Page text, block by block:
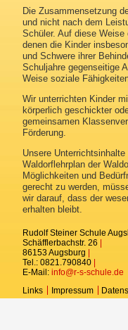
Café Mittendrin
Eltern-Mitarbeiter-Rat
Inklusive Angebote
Ferienbetreuung
Die Zusammensetzung
und nicht nach dem
Schüler. Auf diese
denen die Kinder
und Schwere ihrer
Schuljahre gegenseitige
Weise soziale
Wir unterrichten Kinder
körperlich geschickter
gemeinsamen
Förderung.
Unsere
Waldorflehrplan der
Möglichkeiten und
gerecht zu werden,
wir darauf, dass der
erhalten bleibt.
Rudolf Steiner Schule
Schäfflerbachstr. 26
86153 Augsburg
Tel.: 0821.790840
E-Mail: info@r-s-schule.de
Links
Impressum